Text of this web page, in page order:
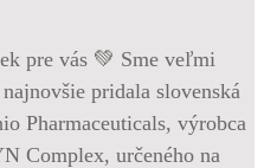
pre vás 💚 Sme veľmi
pridala slovenská
Pharmaceuticals, výrobca
Complex, určeného na